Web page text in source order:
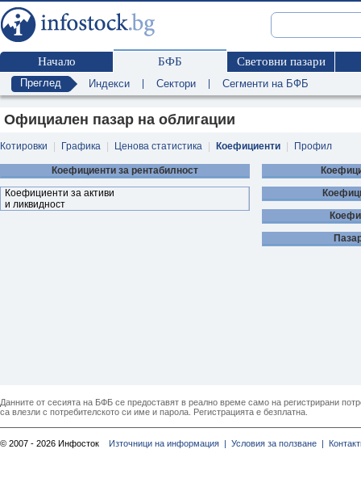
Начало БФБ Световни пазари
Преглед Индекси Сектори Сегменти на БФБ
Официален пазар на облигации
Котировки Графика Ценова статистика Коефициенти Профил
Коефициенти за рентабилност
Коефициенти за активи
и ликвидност
Данните от сесията на БФБ се предоставят в реално време само на регистрирани
са влезли с потребителското си име и парола. Регистрацията е безплатна.
© 2007 - 2026 Инфосток Източници на информация | Условия за ползване |